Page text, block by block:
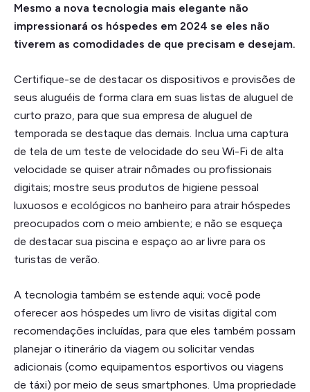
Mesmo a nova tecnologia mais elegante não
impressionará os hóspedes em 2024 se eles não
tiverem as comodidades de que precisam e desejam.
Certifique-se de destacar os dispositivos e provisões de
seus aluguéis de forma clara em suas listas de aluguel de
curto prazo, para que sua empresa de aluguel de
temporada se destaque das demais. Inclua uma captura
de tela de um teste de velocidade do seu Wi-Fi de alta
velocidade se quiser atrair nômades ou profissionais
digitais; mostre seus produtos de higiene pessoal
luxuosos e ecológicos no banheiro para atrair hóspedes
preocupados com o meio ambiente; e não se esqueça
de destacar sua piscina e espaço ao ar livre para os
turistas de verão.
A tecnologia também se estende aqui; você pode
oferecer aos hóspedes um livro de visitas digital com
recomendações incluídas, para que eles também possam
planejar o itinerário da viagem ou solicitar vendas
adicionais (como equipamentos esportivos ou viagens
de táxi) por meio de seus smartphones. Uma propriedade